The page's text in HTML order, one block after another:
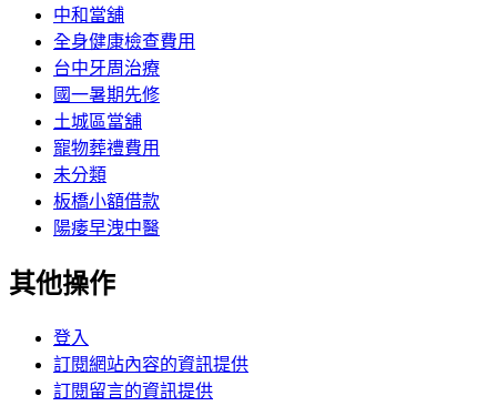
中和當舖
全身健康檢查費用
台中牙周治療
國一暑期先修
土城區當舖
寵物葬禮費用
未分類
板橋小額借款
陽痿早洩中醫
其他操作
登入
訂閱網站內容的資訊提供
訂閱留言的資訊提供